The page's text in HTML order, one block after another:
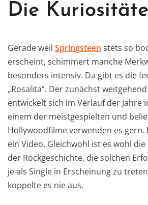
Die
Gerade weil Springsteen stets so
erscheint, schimmert manche
besonders intensiv. Da gibt es die
„Rosalita“. Der zunächst
entwickelt sich im Verlauf der Jahre
einem der meistgespielten und
Hollywoodfilme verwenden es gern.
ein Video. Gleichwohl ist es wohl
der Rockgeschichte, die solchen
je als Single in Erscheinung zu
koppelte es nie aus.